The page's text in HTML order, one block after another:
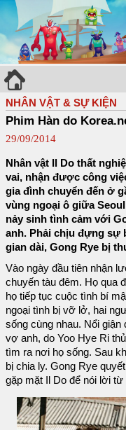
NHÂN VẬT & SỰ KIỆN
Phim Hàn do
29/09/2014
Nhân vật Il Do thất
vai, nhận được công
gia đình chuyển đến ở
vùng ngoại ô giữa
nảy sinh tình cảm với
anh. Phải chịu đựng
gian dài, Gong Rye bị
Vào ngày đầu tiên nhận
chuyến tàu đêm. Họ qua
họ tiếp tục cuộc tình bí
ngoại tình bị vỡ lở, hai
sống cùng nhau. Nổi giận
vợ anh, do Yoo Hye Ri
tìm ra nơi họ sống. Sau
bị chia ly. Gong Rye
gặp mặt Il Do để nói lời từ